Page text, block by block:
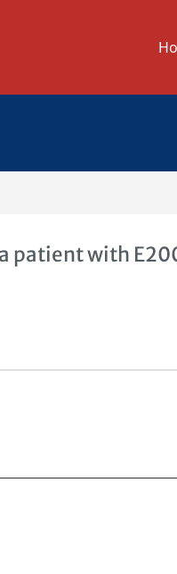
patient with